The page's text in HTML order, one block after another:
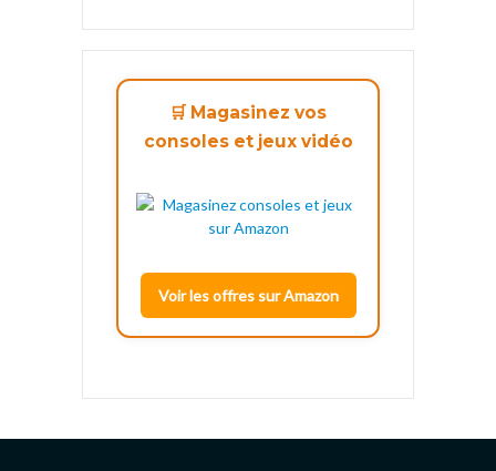
🛒 Magasinez vos
consoles et jeux vidéo
Voir les offres sur Amazon